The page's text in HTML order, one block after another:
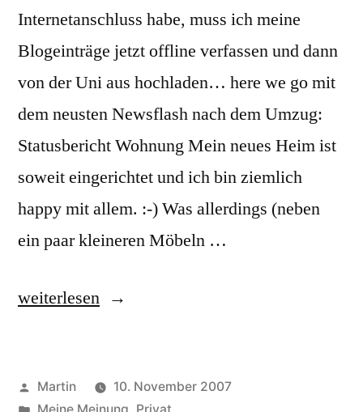
Internetanschluss habe, muss ich meine
Blogeinträge jetzt offline verfassen und dann
von der Uni aus hochladen… here we go mit
dem neusten Newsflash nach dem Umzug:
Statusbericht Wohnung Mein neues Heim ist
soweit eingerichtet und ich bin ziemlich
happy mit allem. :-) Was allerdings (neben
ein paar kleineren Möbeln …
„Offline
weiterlesen
Veröffentlicht
von
Martin
10. November 2007
Veröffentlicht